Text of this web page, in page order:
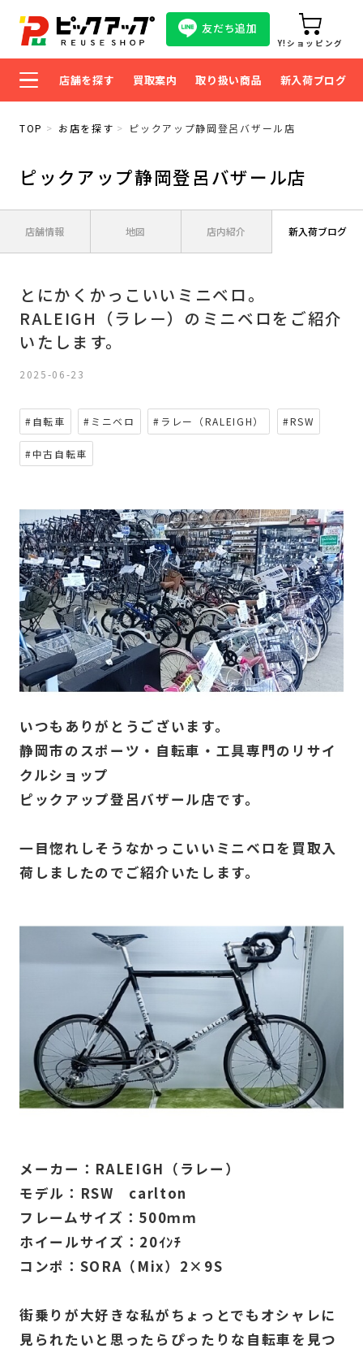
友だち追加
Y!ショッピング
店舗を探す 買取案内 取り扱い商品 新入荷ブログ
TOP お店を探す ピックアップ静岡登呂バザール店
ピックアップ静岡登呂バザール店
店舗情報 地図 店内紹介 新入荷ブログ
とにかくかっこいいミニベロ。
RALEIGH（ラレー）のミニベロをご紹介
いたします。
2025-06-23
#自転車 #ミニベロ #ラレー（RALEIGH） #RSW
#中古自転車
いつもありがとうございます。
静岡市のスポーツ・自転車・工具専門のリサイ
クルショップ
ピックアップ登呂バザール店です。
一目惚れしそうなかっこいいミニベロを買取入
荷しましたのでご紹介いたします。
メーカー：RALEIGH（ラレー）
モデル：RSW carlton
フレームサイズ：500ｍｍ
ホイールサイズ：20ｲﾝﾁ
コンポ：SORA（Mix）2×9S
街乗りが大好きな私がちょっとでもオシャレに
見られたいと思ったらぴったりな自転車を見つ